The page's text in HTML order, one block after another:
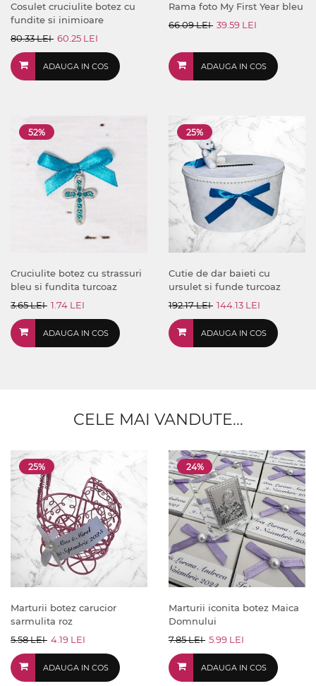
Cosulet cruciulite botez cu
fundite si inimioare
80.33 LEI 60.25 LEI
ADAUGA IN COS
Rama foto My First Year bleu
66.09 LEI 39.59 LEI
ADAUGA IN COS
52%
Cruciulite botez cu strassuri
bleu si fundita turcoaz
3.65 LEI 1.74 LEI
ADAUGA IN COS
25%
Cutie de dar baieti cu
ursulet si funde turcoaz
192.17 LEI 144.13 LEI
ADAUGA IN COS
CELE MAI VANDUTE...
25%
Marturii botez carucior
sarmulita roz
5.58 LEI 4.19 LEI
ADAUGA IN COS
24%
Marturii iconita botez Maica
Domnului
7.85 LEI 5.99 LEI
ADAUGA IN COS